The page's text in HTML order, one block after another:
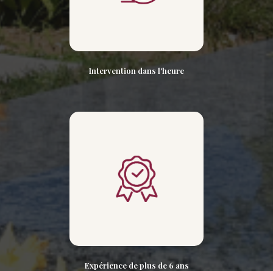
Intervention dans l'heure
Expérience de plus de 6 ans